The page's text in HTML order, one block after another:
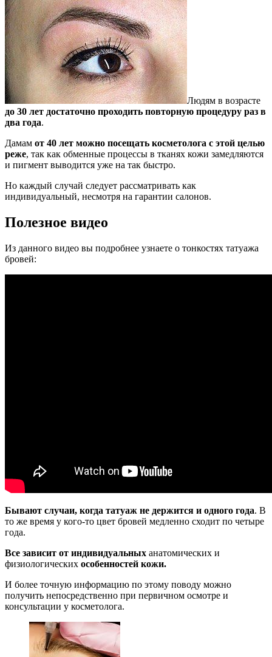
Людям в возрасте
до 30 лет достаточно проходить повторную процедуру раз в
два года.
Дамам от 40 лет можно посещать косметолога с этой целью
реже, так как обменные процессы в тканях кожи замедляются
и пигмент выводится уже на так быстро.
Но каждый случай следует рассматривать как
индивидуальный, несмотря на гарантии салонов.
Полезное видео
Из данного видео вы подробнее узнаете о тонкостях татуажа
бровей:
Бывают случаи, когда татуаж не держится и одного года. В
то же время у кого-то цвет бровей медленно сходит по четыре
года.
Все зависит от индивидуальных анатомических и
физиологических особенностей кожи.
И более точную информацию по этому поводу можно
получить непосредственно при первичном осмотре и
консультации у косметолога.